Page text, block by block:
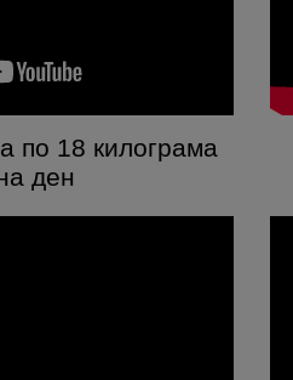
по 18 килограма
ден